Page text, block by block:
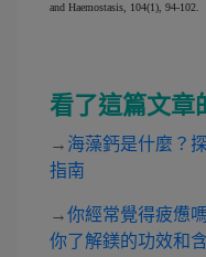
and Haemostasis, 104(1), 94-102.
看了這篇文章
→ 海藻鈣是什麼？
指南
→你經常覺得疲憊
你了解鎂的功效和